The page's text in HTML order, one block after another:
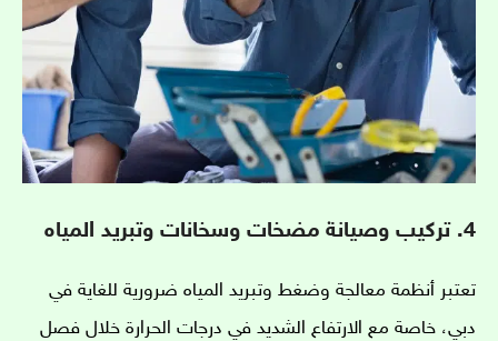
4. تركيب وصيانة مضخات وسخانات وتبريد المياه
تعتبر أنظمة معالجة وضغط وتبريد المياه ضرورية للغاية في
دبي، خاصة مع الارتفاع الشديد في درجات الحرارة خلال فصل